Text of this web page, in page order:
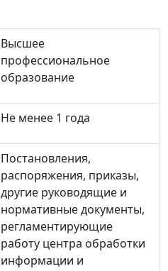
Высшее
профессиональное
образование
Не менее 1 года
Постановления,
распоряжения, приказы,
другие руководящие и
нормативные документы,
регламентирующие
работу центра обработки
информации и